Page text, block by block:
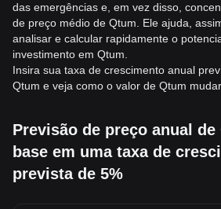
das emergências e, em vez disso,
de preço médio de Qtum. Ele ajuda,
analisar e calcular rapidamente o
investimento em Qtum.
Insira sua taxa de crescimento anual
Qtum e veja como o valor de Qtum
Previsão de preço anual
base em uma taxa de
prevista de 5%